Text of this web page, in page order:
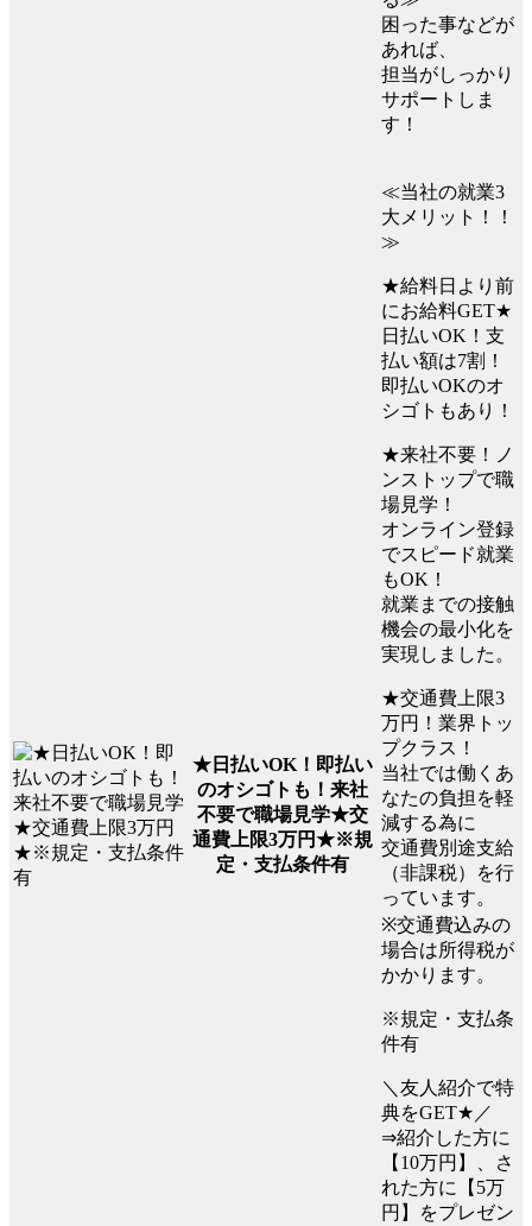
困った事などが
あれば、
担当がしっかり
サポートしま
す！
★日払いOK！即払い
のオシゴトも！来社
不要で職場見学★交
通費上限3万円★※規
定・支払条件有
≪当社の就業3
大メリット！！
≫
★給料日より前
にお給料GET★
日払いOK！支
払い額は7割！
即払いOKのオ
シゴトもあり！
★来社不要！ノ
ンストップで職
場見学！
オンライン登録
でスピード就業
もOK！
就業までの接触
機会の最小化を
実現しました。
★交通費上限3
万円！業界トッ
プクラス！
当社では働くあ
なたの負担を軽
減する為に
交通費別途支給
（非課税）を行
っています。
※交通費込みの
場合は所得税が
かかります。
※規定・支払条
件有
＼友人紹介で特
典をGET★／
⇒紹介した方に
【10万円】、さ
れた方に【5万
円】をプレゼン